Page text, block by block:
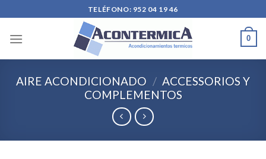
to
content
TELÉFONO: 952 04 19 46
0
AIRE ACONDICIONADO / ACCESSORIOS Y
COMPLEMENTOS